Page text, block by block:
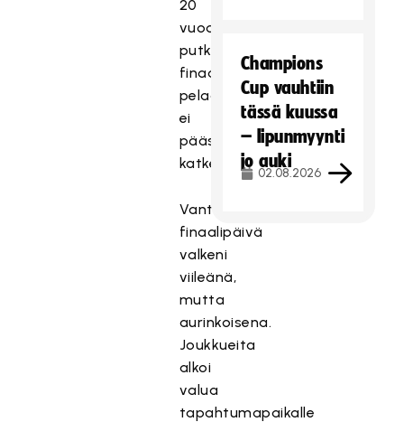
20
vuoden
putki
finaalipelien
pelaamisesta
ei
päässyt
katkeamaan.
Vantaan
finaalipäivä
valkeni
viileänä,
mutta
aurinkoisena.
Joukkueita
alkoi
valua
tapahtumapaikalle
Champions
Cup vauhtiin
tässä kuussa
– lipunmyynti
jo auki
02.08.2026